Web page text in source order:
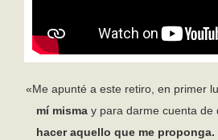
«Me apunté a este retiro, en primer
mí misma y para darme cuenta de
hacer aquello que me proponga.